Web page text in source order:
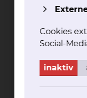
an denen
und
durchführen
darunter
sowie
Cookies
Social-
inaktiv